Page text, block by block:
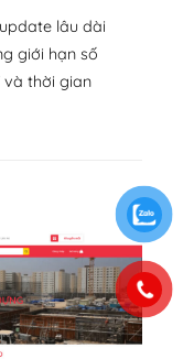
lâu dài
giới hạn số
và thời gian